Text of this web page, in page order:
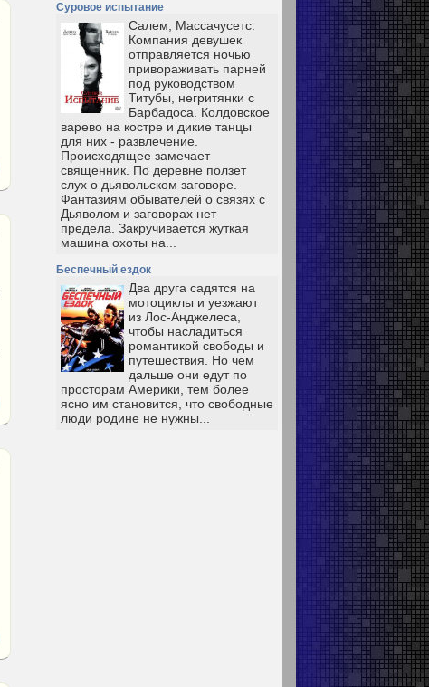
Суровое испытание
Салем, Массачусетс.
Компания девушек
отправляется ночью
привораживать парней
под руководством
Титубы, негритянки с
Барбадоса. Колдовское
варево на костре и дикие танцы
для них - развлечение.
Происходящее замечает
священник. По деревне ползет
слух о дьявольском заговоре.
Фантазиям обывателей о связях с
Дьяволом и заговорах нет
предела. Закручивается жуткая
машина охоты на...
Беспечный ездок
Два друга садятся на
мотоциклы и уезжают
из Лос-Анджелеса,
чтобы насладиться
романтикой свободы и
путешествия. Но чем
дальше они едут по
просторам Америки, тем более
ясно им становится, что свободные
люди родине не нужны...